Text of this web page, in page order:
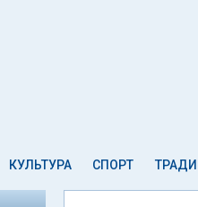
КУЛЬТУРА СПОРТ